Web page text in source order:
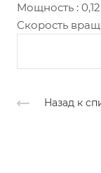
Мощность :
Скорость
Назад к